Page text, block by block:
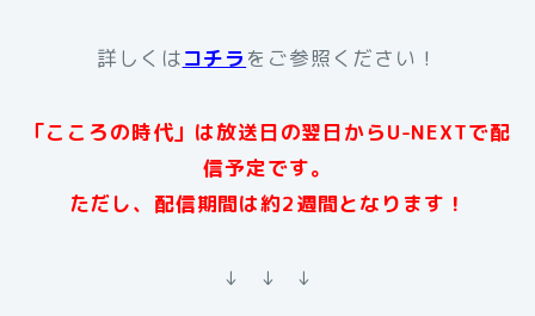
詳しくはコチラをご参照ください！
「こころの時代」は放送日の翌日からU-NEXTで配
信予定です。
ただし、配信期間は約2週間となります ！
↓ ↓ ↓